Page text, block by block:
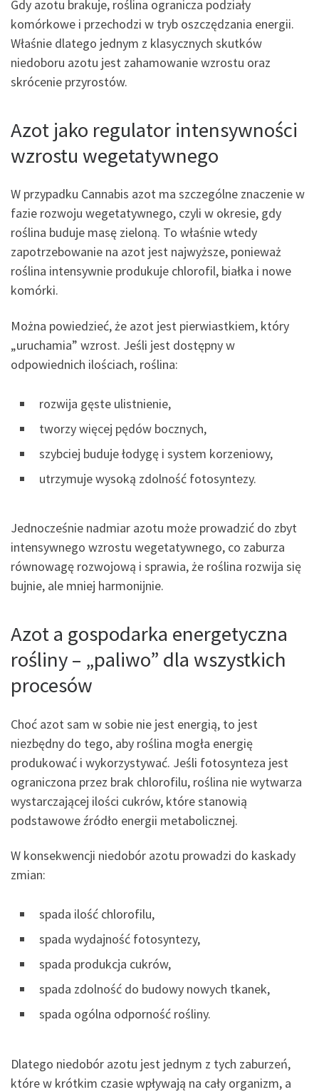
Gdy azotu brakuje, roślina ogranicza podziały
komórkowe i przechodzi w tryb oszczędzania energii.
Właśnie dlatego jednym z klasycznych skutków
niedoboru azotu jest zahamowanie wzrostu oraz
skrócenie przyrostów.
Azot jako regulator intensywności
wzrostu wegetatywnego
W przypadku Cannabis azot ma szczególne znaczenie w
fazie rozwoju wegetatywnego, czyli w okresie, gdy
roślina buduje masę zieloną. To właśnie wtedy
zapotrzebowanie na azot jest najwyższe, ponieważ
roślina intensywnie produkuje chlorofil, białka i nowe
komórki.
Można powiedzieć, że azot jest pierwiastkiem, który
„uruchamia” wzrost. Jeśli jest dostępny w
odpowiednich ilościach, roślina:
rozwija gęste ulistnienie,
tworzy więcej pędów bocznych,
szybciej buduje łodygę i system korzeniowy,
utrzymuje wysoką zdolność fotosyntezy.
Jednocześnie nadmiar azotu może prowadzić do zbyt
intensywnego wzrostu wegetatywnego, co zaburza
równowagę rozwojową i sprawia, że roślina rozwija się
bujnie, ale mniej harmonijnie.
Azot a gospodarka energetyczna
rośliny – „paliwo” dla wszystkich
procesów
Choć azot sam w sobie nie jest energią, to jest
niezbędny do tego, aby roślina mogła energię
produkować i wykorzystywać. Jeśli fotosynteza jest
ograniczona przez brak chlorofilu, roślina nie wytwarza
wystarczającej ilości cukrów, które stanowią
podstawowe źródło energii metabolicznej.
W konsekwencji niedobór azotu prowadzi do kaskady
zmian:
spada ilość chlorofilu,
spada wydajność fotosyntezy,
spada produkcja cukrów,
spada zdolność do budowy nowych tkanek,
spada ogólna odporność rośliny.
Dlatego niedobór azotu jest jednym z tych zaburzeń,
które w krótkim czasie wpływają na cały organizm, a